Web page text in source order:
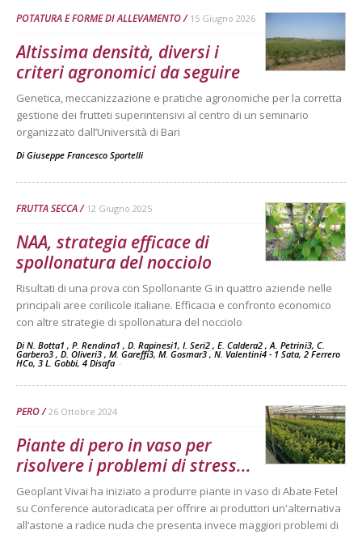
POTATURA E FORME DI ALLEVAMENTO 15 Giugno 2026
Altissima densità, diversi i
criteri agronomici da seguire
Genetica, meccanizzazione e pratiche agronomiche per la corretta
gestione dei frutteti superintensivi al centro di un seminario
organizzato dall’Università di Bari
Di Giuseppe Francesco Sportelli
FRUTTA SECCA 12 Giugno 2025
NAA, strategia efficace di
spollonatura del nocciolo
Risultati di una prova con Spollonante G in quattro aziende nelle
principali aree corilicole italiane. Efficacia e confronto economico
con altre strategie di spollonatura del nocciolo
Di N. Botta1 , P. Rendina1 , D. Rapinesi1, I. Seri2 , E. Caldera2 , A. Petrini3, C.
Garbero3 , D. Oliveri3 , M. Gareffi3, M. Gosmar3 , N. Valentini4 - 1 Sata, 2 Ferrero
HCo, 3 L. Gobbi, 4 Disafa -
PERO 26 Ottobre 2024
Piante di pero in vaso per
risolvere i problemi di stress...
Geoplant Vivai ha iniziato a produrre piante in vaso di Abate Fetel
su Conference autoradicata per offrire ai produttori un'alternativa
all’astone a radice nuda che presenta invece maggiori problemi di